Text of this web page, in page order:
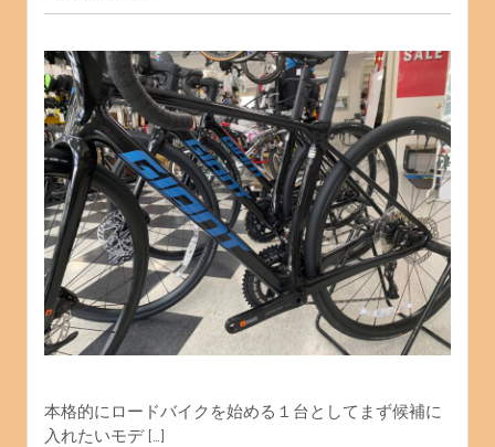
本格的にロードバイクを始める１台としてまず候補に
入れたいモデ […]